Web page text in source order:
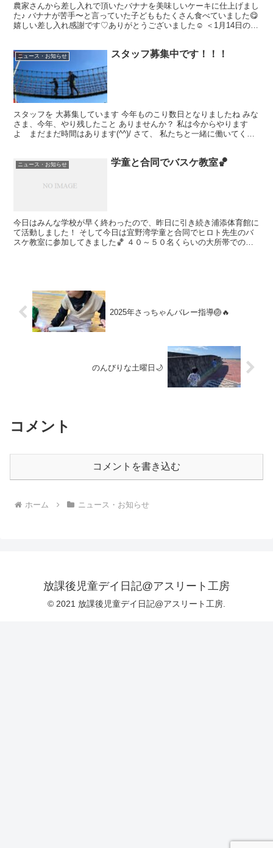
農家さんから差し入れで頂いたバナナを美味しいケーキに仕上げまし
た♪ バナナが苦手〜と言っていた子どももたくさん食べていました😋
嬉しい差し入れ感謝です♡ありがとうございました☺️ ＜1月14日のプ
ニュース・お知らせ スタッフ募集中です！！！
スタッフを 大募集しています 今年ものこり数日となりましたね みな
さま、今年、やり残したこと ありませんか？ 私は今からやります
よ まだまだ時間はあります(^^)/ さて、 私たちと一緒に働いてくれ
ニュース・お知らせ 学童と合同でバスケ教室🏀
今日はみんな学校が早く終わったので、昨日に引き続き浦添体育館に
て活動しました！ そして今日は宜野湾学童と合同でヒロト先生のバ
スケ教室に参加してきました🏀 ４０～５０名くらいの大所帯での活
2025年さっちゃんバレー指導🏐🔥
のんびりな土曜日🌙
コメント
コメントを書き込む
ホーム ニュース・お知らせ
放課後児童デイ日記@アスリート工房
© 2021 放課後児童デイ日記@アスリート工房.